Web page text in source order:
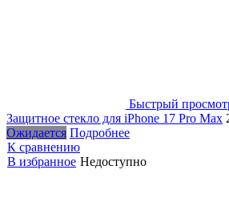
Быстрый
Защитное стекло для iPhone 17 Pro Max
Ожидается Подробнее
К сравнению
В избранное Недоступно